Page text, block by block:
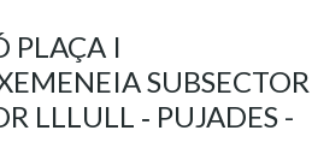
PLAÇA I
SUBSECTOR
LLLULL ‐ PUJADES -